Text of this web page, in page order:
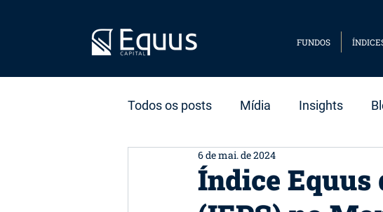
FUNDOS
Todos os posts Mídia Insights
Estratégia Dados
Índice Equus
6 de mai. de 2024